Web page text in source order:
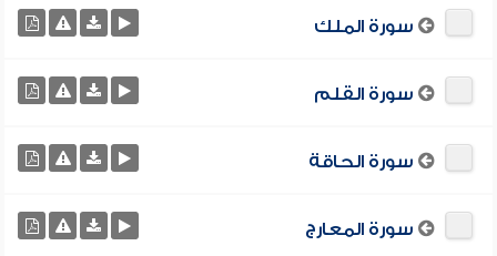
سورة الملك
سورة القلم
سورة الحاقة
سورة المعارج